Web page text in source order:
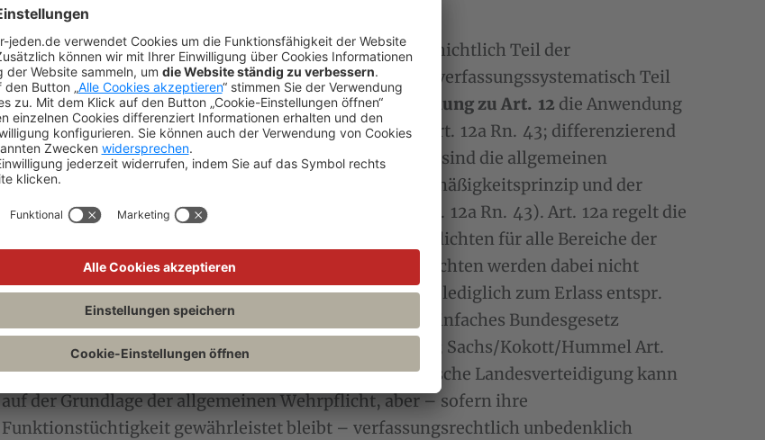
Art. 12a istkein Grundrecht,sondern entstehungsgeschichtlich Teil der
Notstandsverfassung (Dreier/Heun Art. 12a Rn. 3) und verfassungssystematisch Teil
der Wehrverfassung. Die Norm schließt alsSpezialregelung zu Art. 12 die Anwendung
der dortigen Schrankenregelungen aus (Dreier/Heun Art. 12a Rn. 43; differenzierend
v. Münch/Kunig/Kämmerer Art. 12a Rn. 33). Allerdings sind die allgemeinen
verfassungsrechtlichen Grundsätze wie das Verhältnismäßigkeitsprinzip und der
Gleichheitssatz auch hier zu beachten (Dreier/Heun Art. 12a Rn. 43). Art. 12a regelt die
Einschränkung der Berufsfreiheit, indem bestimmte Pflichten für alle Bereiche der
Landesverteidigung zusammengefasst werden. Die Pflichten werden dabei nicht
verfassungsunmittelbar begründet. Art. 12a ermächtigt lediglich zum Erlass entspr.
Gesetze. Damit kann etwa auch die Wehrpflicht durch einfaches Bundesgesetz
aufgehoben werden (MKS/Gornig Art. 12a Abs. 1 Rn. 19; Sachs/Kokott/Hummel Art.
12a Rn. 2): „Die von der Verfassung geforderte militärische Landesverteidigung kann
auf der Grundlage der allgemeinen Wehrpflicht, aber – sofern ihre
Funktionstüchtigkeit gewährleistet bleibt – verfassungsrechtlich unbedenklich